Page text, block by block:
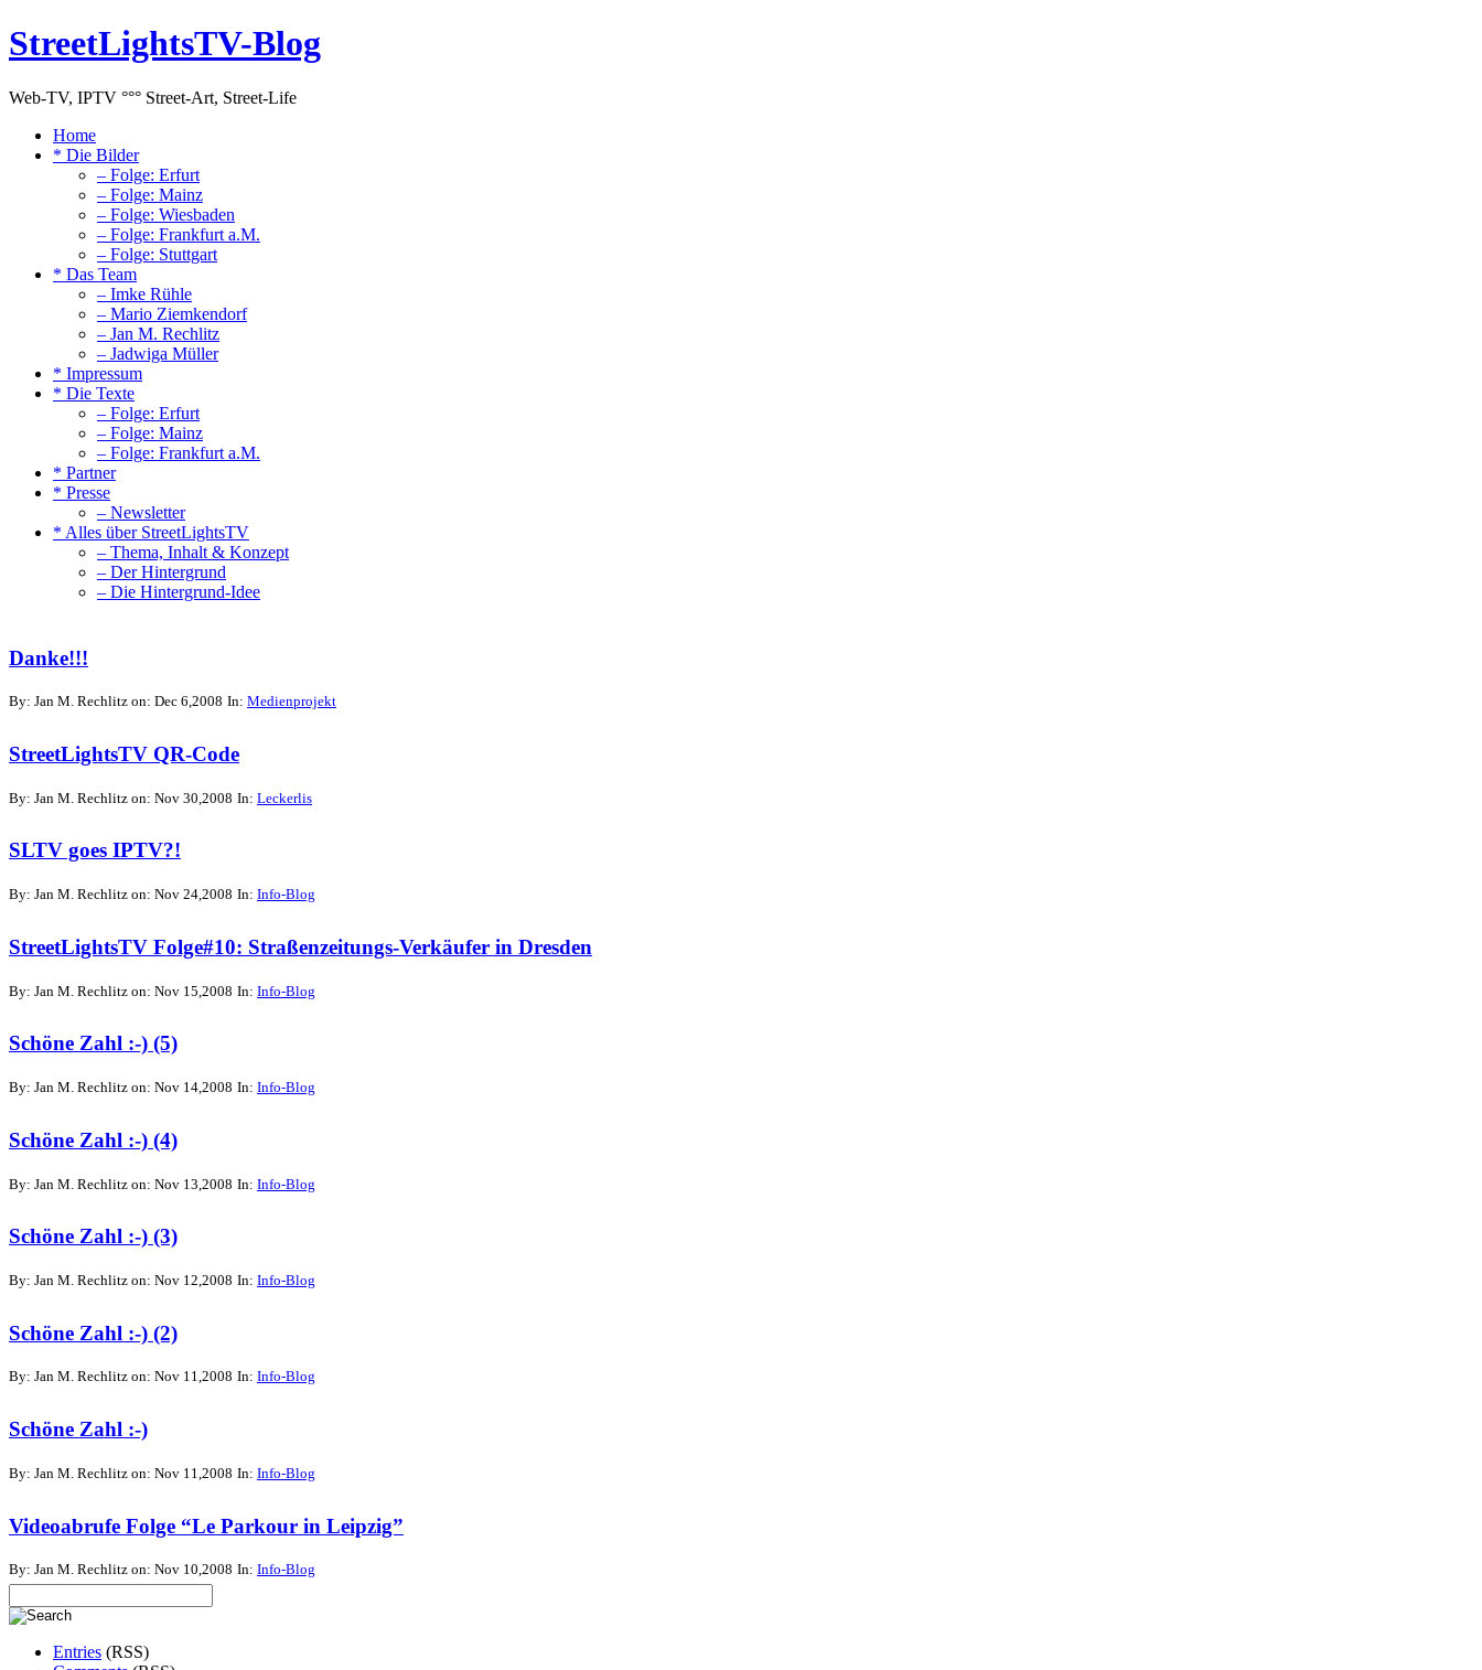
StreetLightsTV-Blog
Web-TV, IPTV °°° Street-Art, Street-Life
Home
* Die Bilder
– Folge: Erfurt
– Folge: Mainz
– Folge: Wiesbaden
– Folge: Frankfurt a.M.
– Folge: Stuttgart
* Das Team
– Imke Rühle
– Mario Ziemkendorf
– Jan M. Rechlitz
– Jadwiga Müller
* Impressum
* Die Texte
– Folge: Erfurt
– Folge: Mainz
– Folge: Frankfurt a.M.
* Partner
* Presse
– Newsletter
* Alles über StreetLightsTV
– Thema, Inhalt & Konzept
– Der Hintergrund
– Die Hintergrund-Idee
Danke!!!
By: Jan M. Rechlitz on: Dec 6,2008 In: Medienprojekt
StreetLightsTV QR-Code
By: Jan M. Rechlitz on: Nov 30,2008 In: Leckerlis
SLTV goes IPTV?!
By: Jan M. Rechlitz on: Nov 24,2008 In: Info-Blog
StreetLightsTV Folge#10: Straßenzeitungs-Verkäufer in Dresden
By: Jan M. Rechlitz on: Nov 15,2008 In: Info-Blog
Schöne Zahl :-) (5)
By: Jan M. Rechlitz on: Nov 14,2008 In: Info-Blog
Schöne Zahl :-) (4)
By: Jan M. Rechlitz on: Nov 13,2008 In: Info-Blog
Schöne Zahl :-) (3)
By: Jan M. Rechlitz on: Nov 12,2008 In: Info-Blog
Schöne Zahl :-) (2)
By: Jan M. Rechlitz on: Nov 11,2008 In: Info-Blog
Schöne Zahl :-)
By: Jan M. Rechlitz on: Nov 11,2008 In: Info-Blog
Videoabrufe Folge “Le Parkour in Leipzig”
By: Jan M. Rechlitz on: Nov 10,2008 In: Info-Blog
Entries (RSS)